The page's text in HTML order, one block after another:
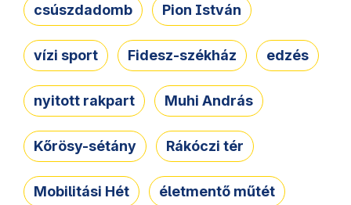
csúszdadomb Pion István
vízi sport Fidesz-székház edzés
nyitott rakpart Muhi András
Kőrösy-sétány Rákóczi tér
Mobilitási Hét életmentő műtét